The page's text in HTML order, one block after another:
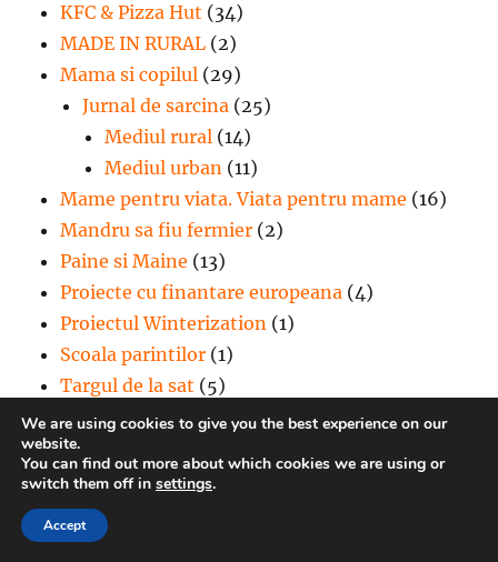
KFC & Pizza Hut (34)
MADE IN RURAL (2)
Mama si copilul (29)
Jurnal de sarcina (25)
Mediul rural (14)
Mediul urban (11)
Mame pentru viata. Viata pentru mame (16)
Mandru sa fiu fermier (2)
Paine si Maine (13)
Proiecte cu finantare europeana (4)
Proiectul Winterization (1)
Scoala parintilor (1)
Targul de la sat (5)
viitor in comunitate!(2)
Voluntariat
Vreau in clasa a noua
Vreau o scoala ca la tara
Young Leaders Speak Out for European
We are using cookies to give you the best experience on our
website.
You can find out more about which cookies we are using or
switch them off in settings.
Accept